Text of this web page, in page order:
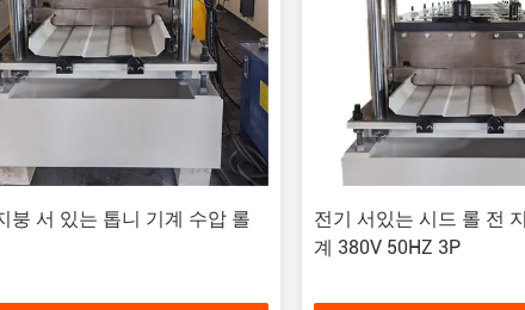
붕 서 있는 톱니 기계 수압 롤
전기 서있는 시드 롤 전
계 380V 50HZ 3P